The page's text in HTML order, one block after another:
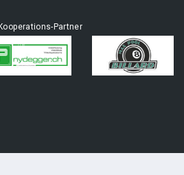
Partner